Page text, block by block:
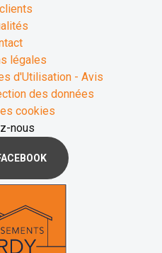
légales
d'Utilisation - Avis
des données
cookies
nous